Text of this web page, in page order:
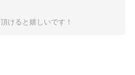
けると嬉しいです！